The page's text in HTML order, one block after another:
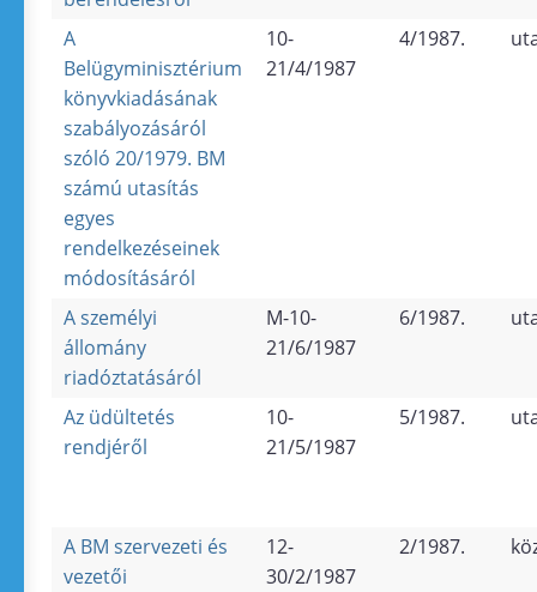
A
Belügyminisztérium
könyvkiadásának
szabályozásáról
szóló 20/1979. BM
számú utasítás
egyes
rendelkezéseinek
módosításáról
10-
21/4/1987
4/1987.
A személyi
állomány
riadóztatásáról
M-10-
21/6/1987
6/1987.
Az üdültetés
rendjéről
10-
21/5/1987
5/1987.
A BM szervezeti és
vezetői
12-
30/2/1987
2/1987.